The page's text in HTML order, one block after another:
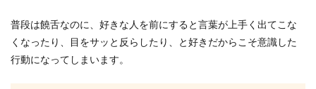
普段は饒舌なのに、好きな人を前にすると言葉が上手く出てこな
くなったり、目をサッと反らしたり、と好きだからこそ意識した
行動になってしまいます。